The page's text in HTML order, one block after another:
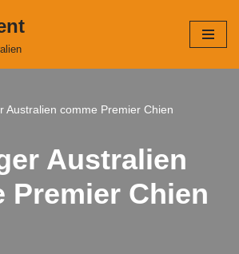
Australien comme Premier Chien
Australien
Premier Chien